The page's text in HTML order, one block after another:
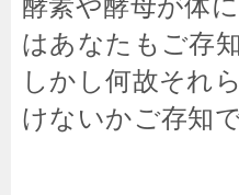
酵素や酵母が体
はあなたもご存
しかし何故それ
けないかご存知